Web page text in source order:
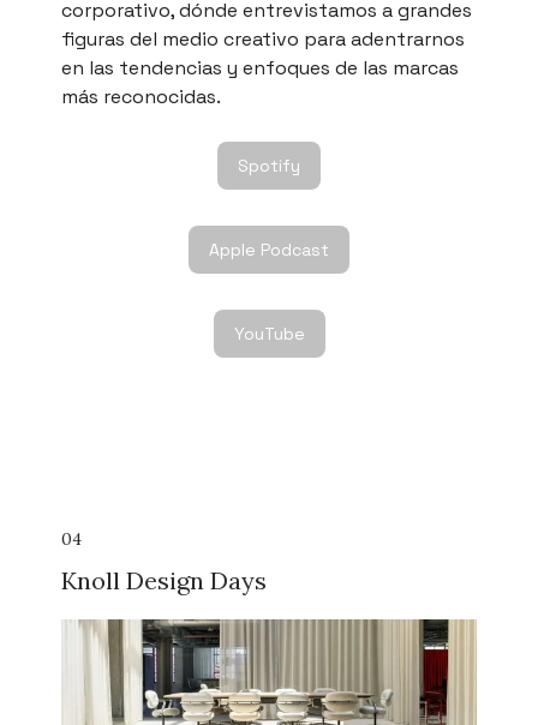
corporativo, dónde entrevistamos a grandes
figuras del medio creativo para adentrarnos
en las tendencias y enfoques de las marcas
más reconocidas.
Spotify
Apple Podcast
YouTube
04
Knoll Design Days